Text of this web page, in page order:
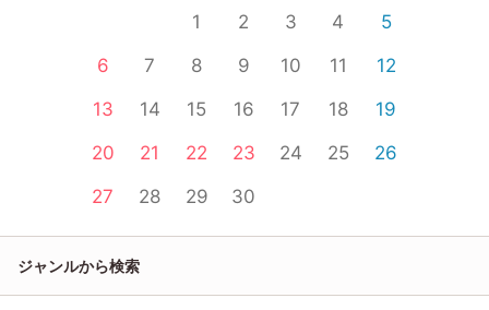
1 2 3 4
5
6
7 8 9 10 11
12
13
14 15 16 17 18
19
20
21 22 23 24 25
26
27
28 29 30
ジャンルから検索